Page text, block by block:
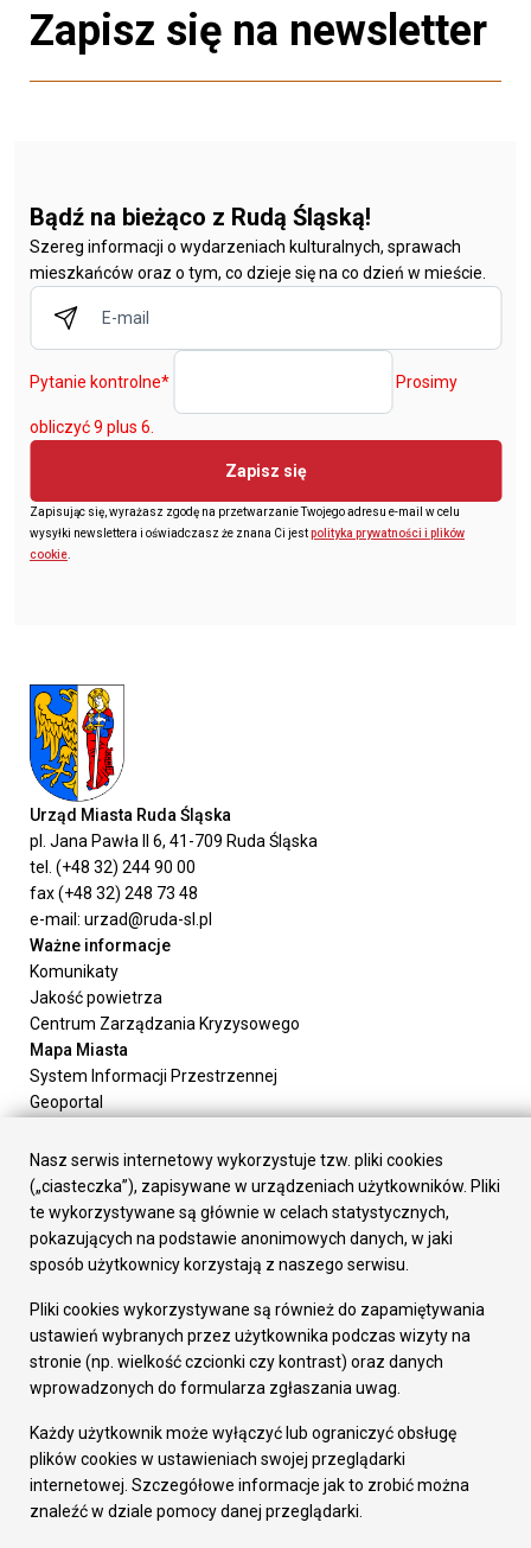
Zapisz się na newsletter
Bądź na bieżąco z Rudą Śląską!
Szereg informacji o wydarzeniach kulturalnych, sprawach
mieszkańców oraz o tym, co dzieje się na co dzień w mieście.
Pytanie kontrolne* Prosimy
obliczyć 9 plus 6.
Zapisz się
Zapisując się, wyrażasz zgodę na przetwarzanie Twojego adresu e-mail w celu
wysyłki newslettera i oświadczasz że znana Ci jestpolityka prywatności i plików
cookie
Urząd Miasta Ruda Śląska
pl. Jana Pawła II 6, 41-709 Ruda Śląska
tel. (+48 32) 244 90 00
fax (+48 32) 248 73 48
e-mail: urzad@ruda-sl.pl
Ważne informacje
Komunikaty
Jakość powietrza
Centrum Zarządzania Kryzysowego
Mapa Miasta
System Informacji Przestrzennej
Geoportal
Załatw sprawę
Prezydent Miasta
Rada Miasta
Wydziały
Elektroniczna Skrzynka Podawcza
Gospodarka
Fundusze europejskie
Środki krajowe
Oferty inwestycyjne
Pozostałe
Deklaracja dostępności
Dane osobowe
Dodaj opinię o witrynie
Nasz serwis internetowy wykorzystuje tzw. pliki cookies
(„ciasteczka”), zapisywane w urządzeniach użytkowników. Pliki
te wykorzystywane są głównie w celach statystycznych,
pokazujących na podstawie anonimowych danych, w jaki
sposób użytkownicy korzystają z naszego serwisu.
Pliki cookies wykorzystywane są również do zapamiętywania
ustawień wybranych przez użytkownika podczas wizyty na
stronie (np. wielkość czcionki czy kontrast) oraz danych
wprowadzonych do formularza zgłaszania uwag.
Każdy użytkownik może wyłączyć lub ograniczyć obsługę
plików cookies w ustawieniach swojej przeglądarki
internetowej. Szczegółowe informacje jak to zrobić można
znaleźć w dziale pomocy danej przeglądarki.